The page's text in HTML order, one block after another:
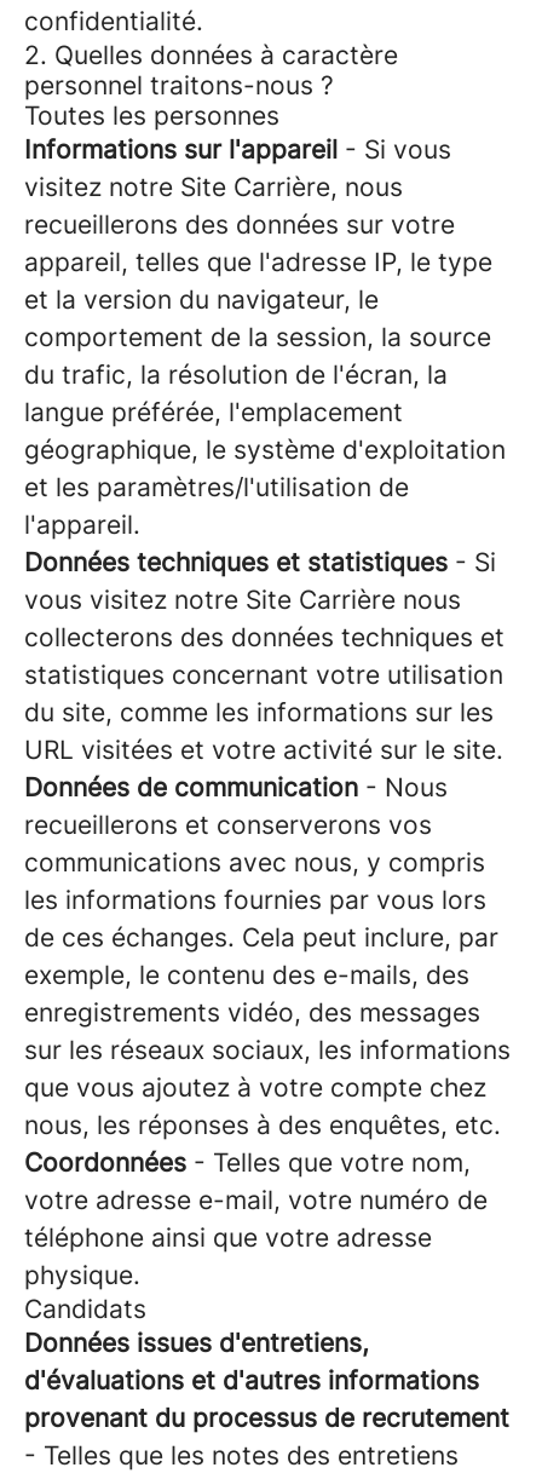
confidentialité.
2. Quelles données à caractère
personnel traitons-nous ?
Toutes les personnes
Informations sur l'appareil - Si vous
visitez notre Site Carrière, nous
recueillerons des données sur votre
appareil, telles que l'adresse IP, le type
et la version du navigateur, le
comportement de la session, la source
du trafic, la résolution de l'écran, la
langue préférée, l'emplacement
géographique, le système d'exploitation
et les paramètres/l'utilisation de
l'appareil.
Données techniques et statistiques - Si
vous visitez notre Site Carrière nous
collecterons des données techniques et
statistiques concernant votre utilisation
du site, comme les informations sur les
URL visitées et votre activité sur le site.
Données de communication - Nous
recueillerons et conserverons vos
communications avec nous, y compris
les informations fournies par vous lors
de ces échanges. Cela peut inclure, par
exemple, le contenu des e-mails, des
enregistrements vidéo, des messages
sur les réseaux sociaux, les informations
que vous ajoutez à votre compte chez
nous, les réponses à des enquêtes, etc.
Coordonnées - Telles que votre nom,
votre adresse e-mail, votre numéro de
téléphone ainsi que votre adresse
physique.
Candidats
Données issues d'entretiens,
d'évaluations et d'autres informations
provenant du processus de recrutement
- Telles que les notes des entretiens